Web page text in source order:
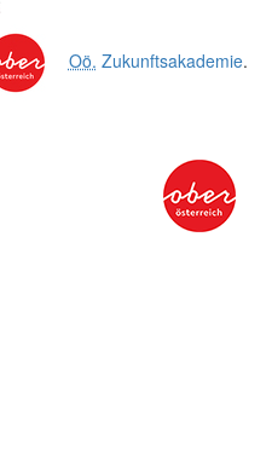
Oö. Zukunftsakademie.